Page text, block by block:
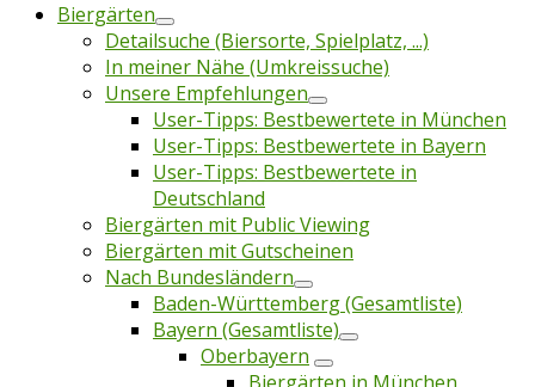
Biergärten
Detailsuche (Biersorte, Spielplatz, ...)
In meiner Nähe (Umkreissuche)
Unsere Empfehlungen
User-Tipps: Bestbewertete in München
User-Tipps: Bestbewertete in Bayern
User-Tipps: Bestbewertete in
Deutschland
Biergärten mit Public Viewing
Biergärten mit Gutscheinen
Nach Bundesländern
Baden-Württemberg (Gesamtliste)
Bayern (Gesamtliste)
Oberbayern